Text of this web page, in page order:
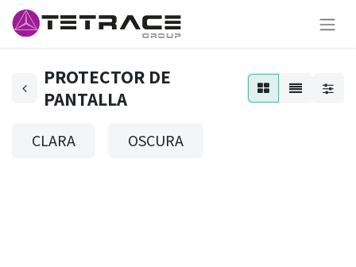
PROTECTOR DE
PANTALLA
CLARA OSCURA